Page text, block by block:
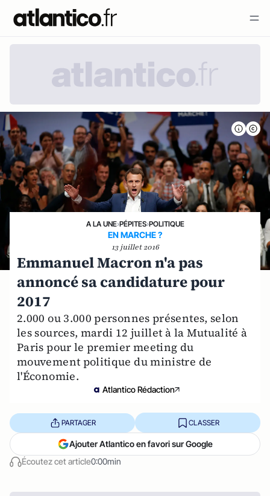
A LA UNE›PÉPITES›POLITIQUE
EN MARCHE ?
13 juillet 2016
Emmanuel Macron n'a pas
annoncé sa candidature pour
2017
2.000 ou 3.000 personnes présentes, selon
les sources, mardi 12 juillet à la Mutualité à
Paris pour le premier meeting du
mouvement politique du ministre de
l'Économie.
Atlantico Rédaction
Écoutez cet article0:00min
PARTAGER CLASSER
Ajouter Atlantico en favori sur Google